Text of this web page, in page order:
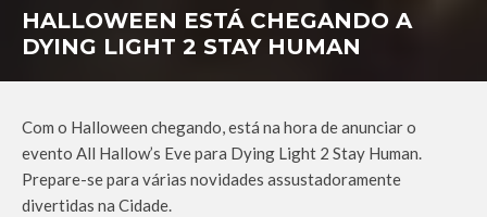
HALLOWEEN ESTÁ CHEGANDO A
DYING LIGHT 2 STAY HUMAN
Com o Halloween chegando, está na hora de anunciar o
evento All Hallow’s Eve para Dying Light 2 Stay Human.
Prepare-se para várias novidades assustadoramente
divertidas na Cidade.